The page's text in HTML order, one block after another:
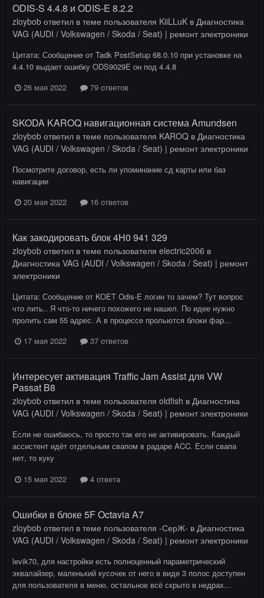
ODIS-S 4.4.8 и ODIS-E 8.2.2
zloybob ответил в теме пользователя KiiLLuK в Диагностика
VAG (AUDI / Volkswagen / Skoda / Seat) | ремонт электроники
Цитата: Сообщение от Tadk PostSetup 68.0.10 при установке на
4.4.10 выдает ошибку ODS9029E он под 4.4.8
26 мая 2022
79 ответов
SKODA KAROQ навигационная система Amundsen
zloybob ответил в теме пользователя KAROQ в Диагностика
VAG (AUDI / Volkswagen / Skoda / Seat) | ремонт электроники
Посмотрите договор, есть ли упоминание сд карты или баз
навигации
20 мая 2022
16 ответов
Как закодировать блок 4H0 941 329
zloybob ответил в теме пользователя electric2006 в
Диагностика VAG (AUDI / Volkswagen / Skoda / Seat) | ремонт
электроники
Цитата: Сообщение от KOET Odis-E логин то зачем? Тут вопрос
что лить.. Я что-то ничего похожего не нашел. По идее нужно
пролить сам 55 адрес. А в процессе прольются блоки фар...
17 мая 2022
37 ответов
Интересует активация Traffic Jam Assist для VW
Passat B8
zloybob ответил в теме пользователя oldfish в Диагностика
VAG (AUDI / Volkswagen / Skoda / Seat) | ремонт электроники
Если не ошибаюсь, то просто так его не активировать. Каждый
ассистент идёт отдельным свапом в радаре ACC. Если свапа
нет, то куку
15 мая 2022
4 ответа
Ошибки в блоке 5F Octavia A7
zloybob ответил в теме пользователя -СерЖ- в Диагностика
VAG (AUDI / Volkswagen / Skoda / Seat) | ремонт электроники
levik70, для настройки есть полноценный параметрический
эквалайзер, маленький кусочек от него в виде 3 полос доступен
для пользователя в меню, остальное всё скрыто в недрах...